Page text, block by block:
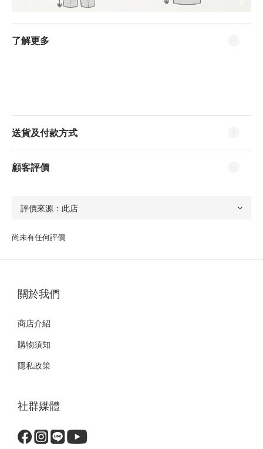
了解更多
送貨及付款方式
顧客評價
尚未有任何評價
關於我們
商店介紹
購物須知
隱私政策
社群媒體